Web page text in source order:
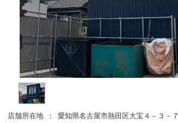
店舗所在地 ：
愛知県名古屋市熱田区大宝４－３－７